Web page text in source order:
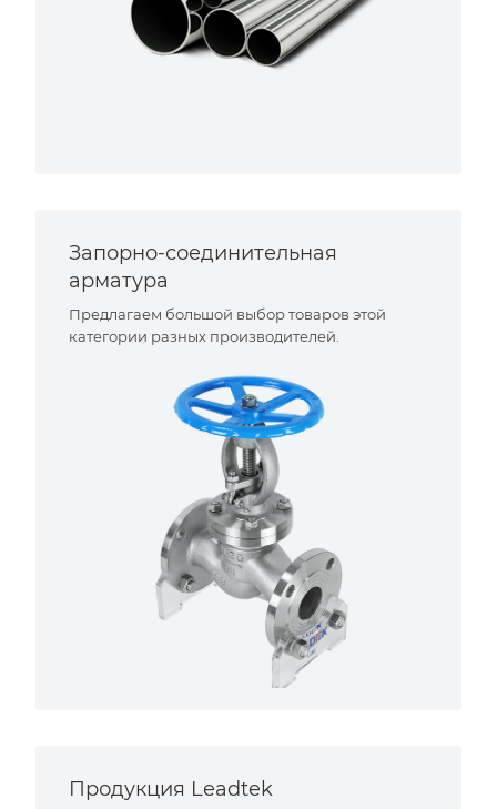
Запорно-соединительная
арматура
Предлагаем большой выбор товаров этой
категории разных производителей.
Продукция Leadtek